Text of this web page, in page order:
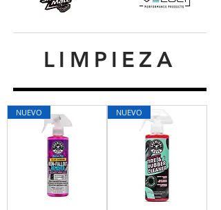
LIMPIEZA
NUEVO NUEVO